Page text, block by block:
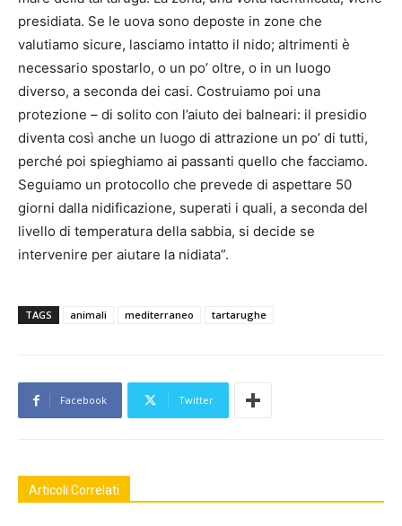
presidiata. Se le uova sono deposte in zone che
valutiamo sicure, lasciamo intatto il nido; altrimenti è
necessario spostarlo, o un po’ oltre, o in un luogo
diverso, a seconda dei casi. Costruiamo poi una
protezione – di solito con l’aiuto dei balneari: il presidio
diventa così anche un luogo di attrazione un po’ di tutti,
perché poi spieghiamo ai passanti quello che facciamo.
Seguiamo un protocollo che prevede di aspettare 50
giorni dalla nidificazione, superati i quali, a seconda del
livello di temperatura della sabbia, si decide se
intervenire per aiutare la nidiata”.
TAGS animali mediterraneo tartarughe
Facebook Twitter
Articoli Correlati